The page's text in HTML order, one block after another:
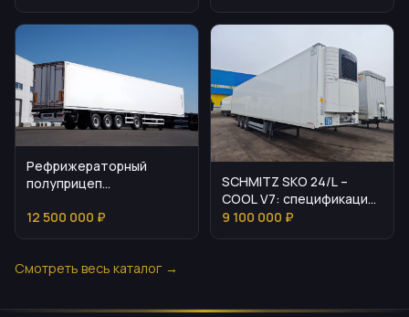
эксплуатация
Рефрижераторный
полуприцеп
9703
12 500 000 ₽
SCHMITZ SKO 24/L –
COOL V7: спецификация
и стоимость
9 100 000 ₽
Смотреть весь каталог →